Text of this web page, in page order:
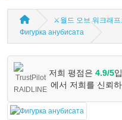
⚔️월드 오브 워크래프
Фигурка анубисата
저희 평점은 4.9/5
에서 저희를 신뢰